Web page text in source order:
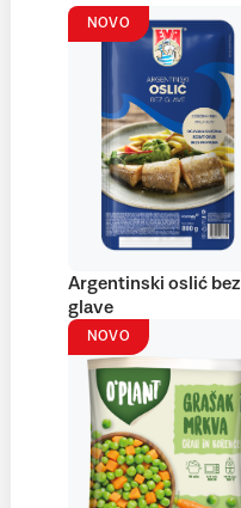
NOVO
Argentinski oslić bez
glave
NOVO